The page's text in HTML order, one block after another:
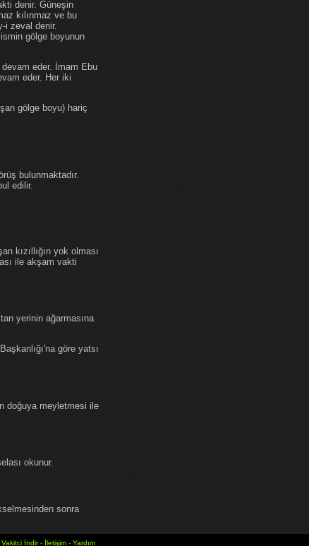
denir. Güneşin
kılınmaz ve bu
i zeval denir.
gölge boyunun
eder. İmam Ebu
eder. Her iki
gölge boyu) hariç
bulunmaktadır.
edilir.
kızıllığın yok olması
ile akşam vakti
yerinin ağarmasına
göre yatsı
doğuya meyletmesi ile
okunur.
sonra
Vakitci İndir- İletişim - Yardım